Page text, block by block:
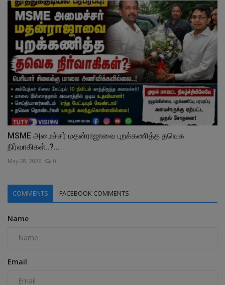
MSME அமைச்சர் மதன்ராஜாவை புறக்கணித்த தவெக
நிர்வாகிகள்..?...
May 28, 2026 0
COMMENTS FACEBOOK COMMENTS
Name
Email